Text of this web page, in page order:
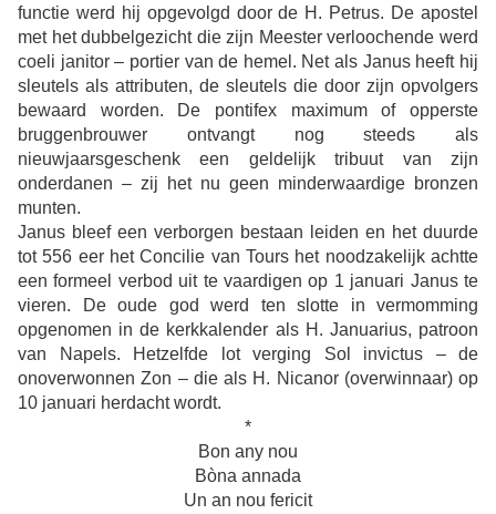
functie werd hij opgevolgd door de H. Petrus. De apostel
met het dubbelgezicht die zijn Meester verloochende werd
coeli janitor – portier van de hemel. Net als Janus heeft hij
sleutels als attributen, de sleutels die door zijn opvolgers
bewaard worden. De pontifex maximum of opperste
bruggenbrouwer ontvangt nog steeds als
nieuwjaarsgeschenk een geldelijk tribuut van zijn
onderdanen – zij het nu geen minderwaardige bronzen
munten.
Janus bleef een verborgen bestaan leiden en het duurde
tot 556 eer het Concilie van Tours het noodzakelijk achtte
een formeel verbod uit te vaardigen op 1 januari Janus te
vieren. De oude god werd ten slotte in vermomming
opgenomen in de kerkkalender als H. Januarius, patroon
van Napels. Hetzelfde lot verging Sol invictus – de
onoverwonnen Zon – die als H. Nicanor (overwinnaar) op
10 januari herdacht wordt.
*
Bon any nou
Bòna annada
Un an nou fericit